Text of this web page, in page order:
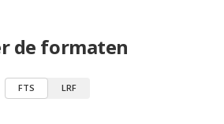
de formaten
FTS LRF